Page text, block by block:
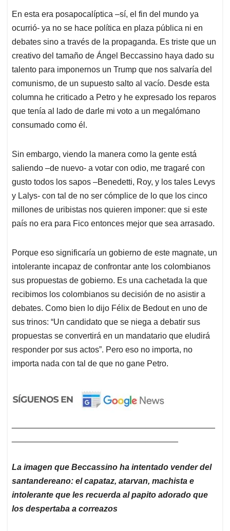
En esta era posapocalíptica –sí, el fin del mundo ya
ocurrió- ya no se hace política en plaza pública ni en
debates sino a través de la propaganda. Es triste que un
creativo del tamaño de Ángel Beccassino haya dado su
talento para imponernos un Trump que nos salvaría del
comunismo, de un supuesto salto al vacío. Desde esta
columna he criticado a Petro y he expresado los reparos
que tenía al lado de darle mi voto a un megalómano
consumado como él.
Sin embargo, viendo la manera como la gente está
saliendo –de nuevo- a votar con odio, me tragaré con
gusto todos los sapos –Benedetti, Roy, y los tales Levys
y Lalys- con tal de no ser cómplice de lo que los cinco
millones de uribistas nos quieren imponer: que si este
país no era para Fico entonces mejor que sea arrasado.
Porque eso significaría un gobierno de este magnate, un
intolerante incapaz de confrontar ante los colombianos
sus propuestas de gobierno. Es una cachetada la que
recibimos los colombianos su decisión de no asistir a
debates. Como bien lo dijo Félix de Bedout en uno de
sus trinos: “Un candidato que se niega a debatir sus
propuestas se convertirá en un mandatario que eludirá
responder por sus actos”. Pero eso no importa, no
importa nada con tal de que no gane Petro.
La imagen que Beccassino ha intentado vender del
santandereano: el capataz, atarvan, machista e
intolerante que les recuerda al papito adorado que
los despertaba a correazos